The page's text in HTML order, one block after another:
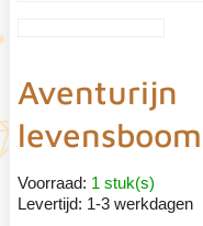
Aventurijn
Voorraad: 1 stuk(s)
Levertijd: 1-3 werkdagen